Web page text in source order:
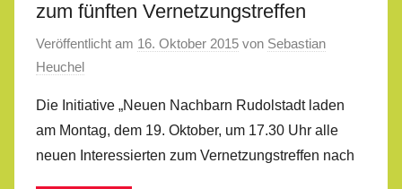
zum fünften Vernetzungstreffen
Veröffentlicht am 16. Oktober 2015 von Sebastian
Heuchel
Die Initiative „Neuen Nachbarn Rudolstadt laden
am Montag, dem 19. Oktober, um 17.30 Uhr alle
neuen Interessierten zum Vernetzungstreffen nach